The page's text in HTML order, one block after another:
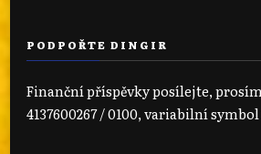
PODPOŘTE DINGIR
Finanční příspěvky posílejte,
4137600267 / 0100, variabilní symbol